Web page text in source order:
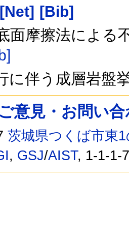
[Net] [Bib]
面摩擦法による
に伴う成層岩盤
ご意見・お問い
茨城県つくば市東
, GSJ/AIST, 1-1-1-